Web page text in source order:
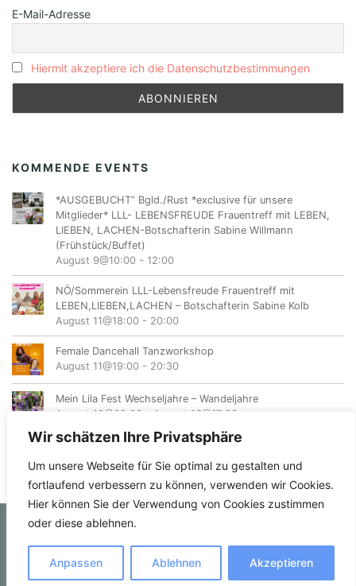
Wir schätzen Ihre Privatsphäre
Um unsere Webseite für Sie optimal zu gestalten und
fortlaufend verbessern zu können, verwenden wir Cookies.
Hier können Sie der Verwendung von Cookies zustimmen
oder diese ablehnen.
Anpassen Ablehnen Akzeptieren
E-Mail-Adresse
Hiermit akzeptiere ich die Datenschutzbestimmungen
KOMMENDE EVENTS
*AUSGEBUCHT“ Bgld./Rust *exclusive für unsere
Mitglieder* LLL- LEBENSFREUDE Frauentreff mit LEBEN,
LIEBEN, LACHEN-Botschafterin Sabine Willmann
(Frühstück/Buffet)
August 9@10:00 - 12:00
NÖ/Sommerein LLL-Lebensfreude Frauentreff mit
LEBEN,LIEBEN,LACHEN – Botschafterin Sabine Kolb
August 11@18:00 - 20:00
Female Dancehall Tanzworkshop
August 11@19:00 - 20:30
Mein Lila Fest Wechseljahre – Wandeljahre
August 12@08:00
August 16@17:00
Kontakt Datenschutzerklärung Impressum